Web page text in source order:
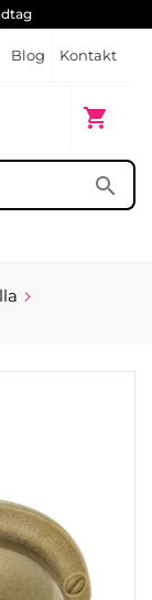
Blog Kontakt
shopping_cart
Min
search